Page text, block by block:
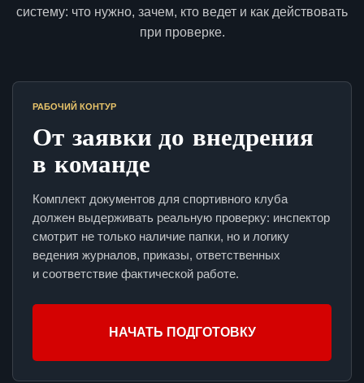
систему: что нужно, зачем, кто ведет и как действовать
при проверке.
РАБОЧИЙ КОНТУР
От заявки до внедрения
в команде
Комплект документов для спортивного клуба
должен выдерживать реальную проверку: инспектор
смотрит не только наличие папки, но и логику
ведения журналов, приказы, ответственных
и соответствие фактической работе.
НАЧАТЬ ПОДГОТОВКУ